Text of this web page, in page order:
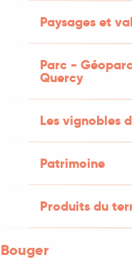
Paysages et
Parc -
Quercy
Les vignobles
Patrimoine
Produits du
Bouger